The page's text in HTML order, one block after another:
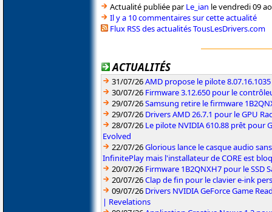
Actualité publiée parLe_ian le vendredi 09
Il y a 10 commentaires sur cette actualité
Flux RSS des actualités TousLesDrivers.com
ACTUALITÉS
31/07/26AMD propose le pilote
30/07/26 Firmware 3.12.650 pour le
29/07/26Samsung retire le firmware
29/07/26 Drivers AMD 26.7.1 pour le GPU
28/07/26 Le pilote NVIDIA 610.88 prêt pour
Evolved
22/07/26Glorious lance le casque audio
InfinitePlay mais l'installateur de CORE est
20/07/26 Firmware 1B2QNXH7 pour le SSD
20/07/26Clap de fin pour le clavier e-ink
09/07/26 Drivers NVIDIA GeForce Game
| Revelations